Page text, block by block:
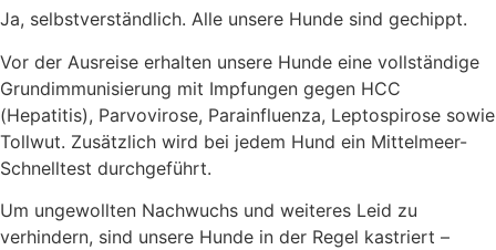
Ja, selbstverständlich. Alle unsere Hunde sind gechippt.
Vor der Ausreise erhalten unsere Hunde eine vollständige
Grundimmunisierung mit Impfungen gegen HCC
(Hepatitis), Parvovirose, Parainfluenza, Leptospirose sowie
Tollwut. Zusätzlich wird bei jedem Hund ein Mittelmeer-
Schnelltest durchgeführt.
Um ungewollten Nachwuchs und weiteres Leid zu
verhindern, sind unsere Hunde in der Regel kastriert –